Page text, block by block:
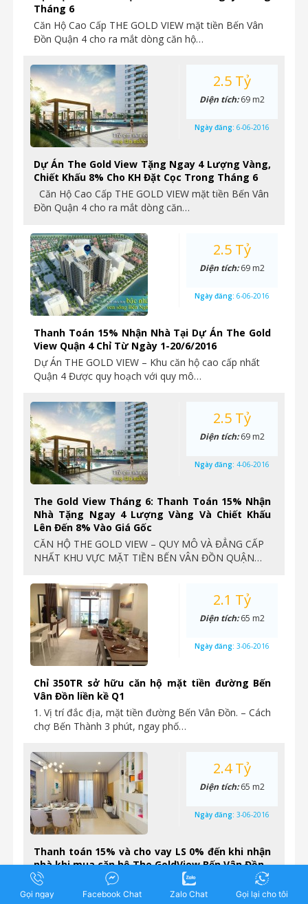
Tháng 6
Căn Hộ Cao Cấp THE GOLD VIEW mặt tiền Bến Vân
Đồn Quận 4 cho ra mắt dòng căn hộ…
Dự Án The Gold View Tặng Ngay 4 Lượng Vàng,
Chiết Khấu 8% Cho KH Đặt Cọc Trong Tháng 6
Căn Hộ Cao Cấp THE GOLD VIEW mặt tiền Bến Vân
Đồn Quận 4 cho ra mắt dòng căn…
2.5 Tỷ
Diện tích:69 m2
Ngày đăng: 6-06-2016
Thanh Toán 15% Nhận Nhà Tại Dự Án The Gold
View Quận 4 Chỉ Từ Ngày 1-20/6/2016
Dự Án THE GOLD VIEW – Khu căn hộ cao cấp nhất
Quận 4 Được quy hoạch với quy mô…
2.5 Tỷ
Diện tích:69 m2
Ngày đăng: 6-06-2016
The Gold View Tháng 6: Thanh Toán 15% Nhận
Nhà Tặng Ngay 4 Lượng Vàng Và Chiết Khấu
Lên Đến 8% Vào Giá Gốc
CĂN HỘ THE GOLD VIEW – QUY MÔ VÀ ĐẲNG CẤP
NHẤT KHU VỰC MẶT TIỀN BẾN VÂN ĐỒN QUẬN…
2.5 Tỷ
Diện tích:69 m2
Ngày đăng: 4-06-2016
Chỉ 350TR sở hữu căn hộ mặt tiền đường Bến
Vân Đồn liền kề Q1
1. Vị trí đắc địa, mặt tiền đường Bến Vân Đồn. – Cách
chợ Bến Thành 3 phút, ngay phố…
2.1 Tỷ
Diện tích:65 m2
Ngày đăng: 3-06-2016
Thanh toán 15% và cho vay LS 0% đến khi nhận
nhà khi mua căn hộ The GoldView Bến Vân Đồn
Tháp Gold River View, LS 0% đến khi nhận nhà,
2.4tỷ/2PN, chiết khấu 8% + 4 lượng vàng Ưu đãi…
2.4 Tỷ
Diện tích:65 m2
Ngày đăng: 3-06-2016
Gọi ngay Facebook Chat Zalo Chat Gọi lại cho tôi